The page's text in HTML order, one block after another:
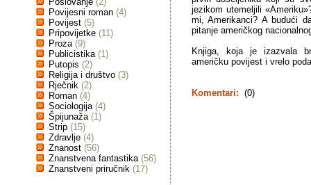
Povijesni roman (4)
Povijest (5)
Pripovijetke (11)
Proza (9)
Publicistika (1)
Putopis (2)
Religija i društvo (3)
Rječnik (2)
Roman (4)
Sociologija (4)
Špijunaža (1)
Strip (15)
Zdravlje (4)
Znanost (56)
Znanstvena fantastika (56)
Znanstveni priručnik (17)
jezikom utemeljili
mi, Amerikanci? A budući
pitanje američkog
Knjiga, koja je izazvala
američku povijest i vrelo
Komentari: (0)